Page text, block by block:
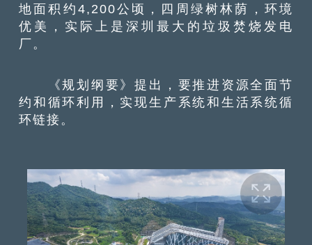
地面积约4,200公顷，四周绿树林荫，环境
优美，实际上是深圳最大的垃圾焚烧发电
厂。
《规划纲要》提出，要推进资源全面节
约和循环利用，实现生产系统和生活系统循
环链接。